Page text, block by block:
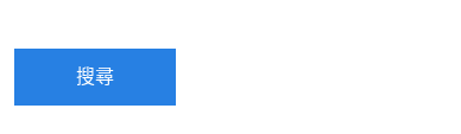
搜尋